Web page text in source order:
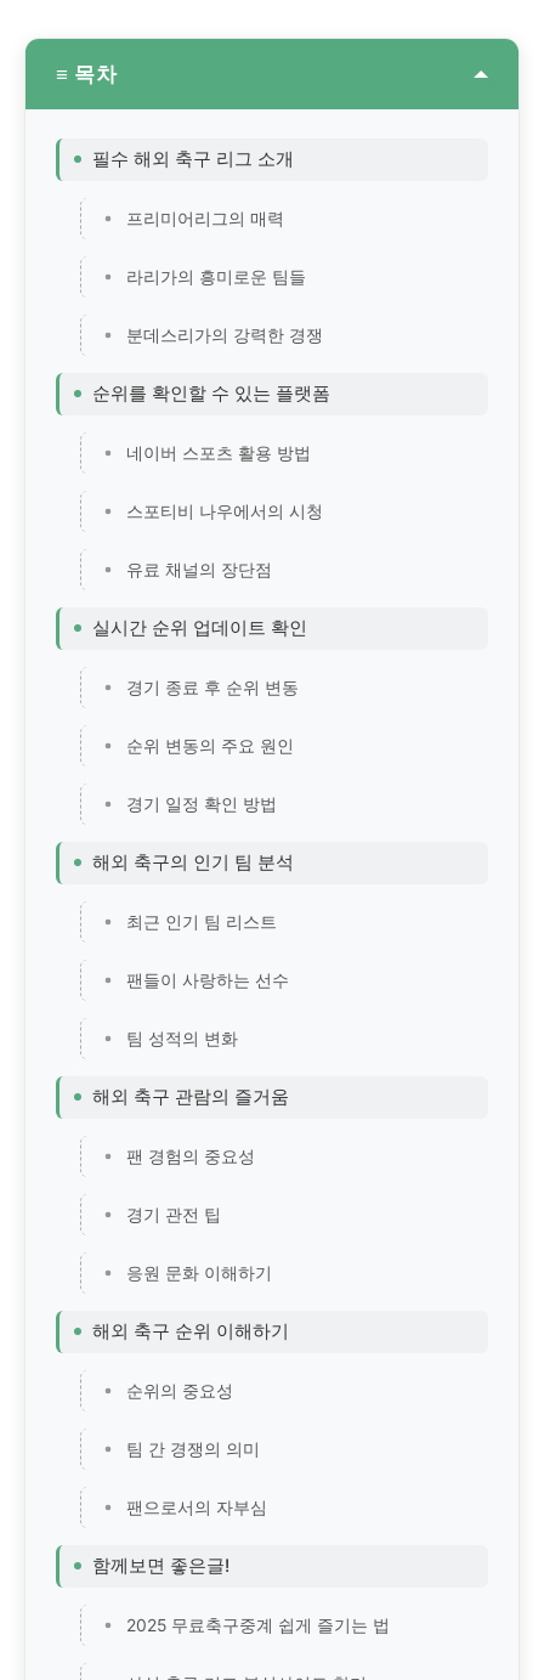
≡ 목차
필수 해외 축구 리그 소개
프리미어리그의 매력
라리가의 흥미로운 팀들
분데스리가의 강력한 경쟁
순위를 확인할 수 있는 플랫폼
네이버 스포츠 활용 방법
스포티비 나우에서의 시청
유료 채널의 장단점
실시간 순위 업데이트 확인
경기 종료 후 순위 변동
순위 변동의 주요 원인
경기 일정 확인 방법
해외 축구의 인기 팀 분석
최근 인기 팀 리스트
팬들이 사랑하는 선수
팀 성적의 변화
해외 축구 관람의 즐거움
팬 경험의 중요성
경기 관전 팁
응원 문화 이해하기
해외 축구 순위 이해하기
순위의 중요성
팀 간 경쟁의 의미
팬으로서의 자부심
함께보면 좋은글!
2025 무료축구중계 쉽게 즐기는 법